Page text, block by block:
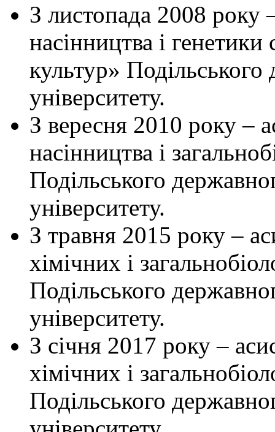
З листопада 2008 року
насінництва і генетики
культур»
університету.
З вересня 2010 року –
насінництва і
Подільського
університету.
З травня 2015 року –
хімічних і
Подільського
університету.
З січня 2017 року –
хімічних і
Подільського